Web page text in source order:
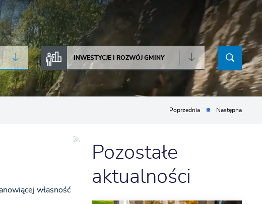
INWESTYCJE I ROZWÓJ GMINY
Poprzednia Następna
własność
Pozostałe
aktualności